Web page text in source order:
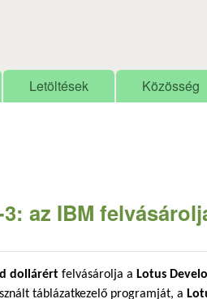
Letöltések Közösség
az IBM
dollárért felvásárolja a Lotus
táblázatkezelő programját, a